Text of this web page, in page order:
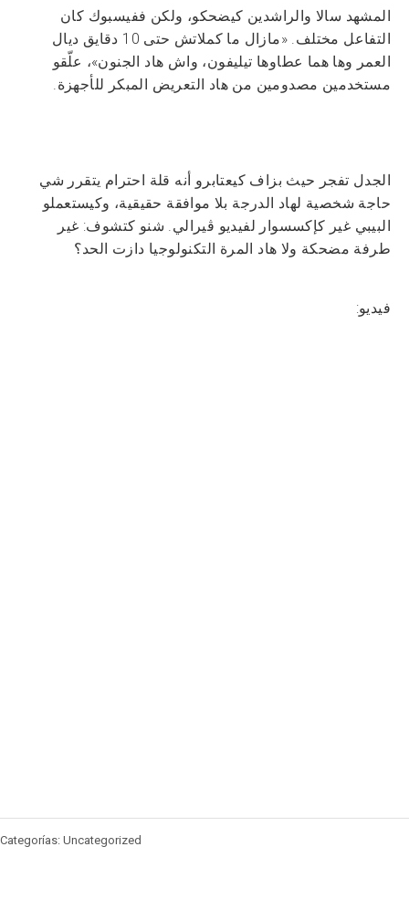
المشهد سالا والراشدين كيضحكو، ولكن ففيسبوك كان
التفاعل مختلف. «مازال ما كملاتش حتى 10 دقايق ديال
العمر وها هما عطاوها تيليفون، واش هاد الجنون»، علّقو
مستخدمين مصدومين من هاد التعريض المبكر للأجهزة.
الجدل تفجر حيث بزاف كيعتابرو أنه قلة احترام يتقرر شي
حاجة شخصية لهاد الدرجة بلا موافقة حقيقية، وكيستعملو
البيبي غير كإكسسوار لفيديو ڤيرالي. شنو كتشوف: غير
طرفة مضحكة ولا هاد المرة التكنولوجيا دازت الحد؟
فيديو:
Categorías: Uncategorized